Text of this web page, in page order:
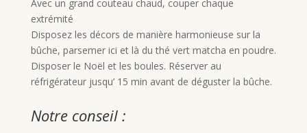
Avec un grand couteau chaud, couper chaque
extrémité
Disposez les décors de manière harmonieuse sur la
bûche, parsemer ici et là du thé vert matcha en poudre.
Disposer le Noël et les boules. Réserver au
réfrigérateur jusqu’ 15 min avant de déguster la bûche.
Notre conseil :